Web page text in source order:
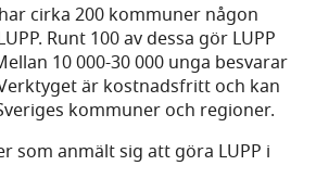
cirka 200 kommuner någon
Runt 100 av dessa gör LUPP
10 000-30 000 unga besvarar
är kostnadsfritt och kan
kommuner och regioner.
som anmält sig att göra LUPP i